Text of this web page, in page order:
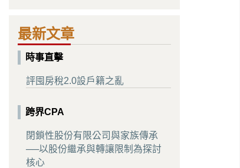
最新文章
時事直擊
評囤房稅2.0設戶籍之亂
跨界CPA
閉鎖性股份有限公司與家族傳承
──以股份繼承與轉讓限制為探討
核心